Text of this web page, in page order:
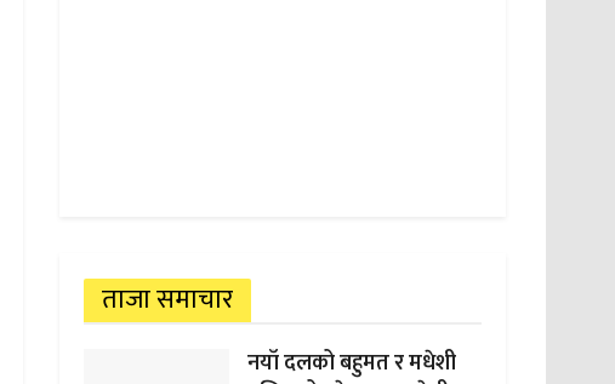
ताजा समाचार
नयाँ दलको बहुमत र मधेशी